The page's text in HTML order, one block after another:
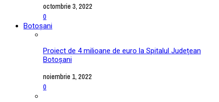
octombrie 3, 2022
0
Botoșani
Proiect de 4 milioane de euro la Spitalul Județean
Botoșani
noiembrie 1, 2022
0